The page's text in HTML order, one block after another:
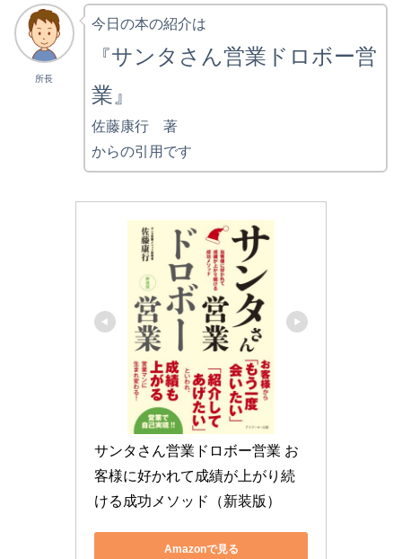
所長
今日の本の紹介は
『サンタさん営業ドロボー営
業』
佐藤康行 著
からの引用です
サンタさん営業ドロボー営業 お
客様に好かれて成績が上がり続
ける成功メソッド（新装版）
Amazonで見る